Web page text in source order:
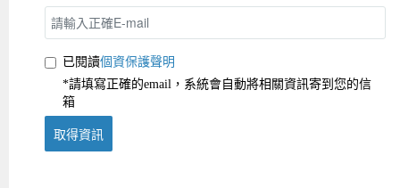
已閱讀個資保護聲明
*請填寫正確的email，系統會自動將相關資訊寄到您的信
箱
取得資訊